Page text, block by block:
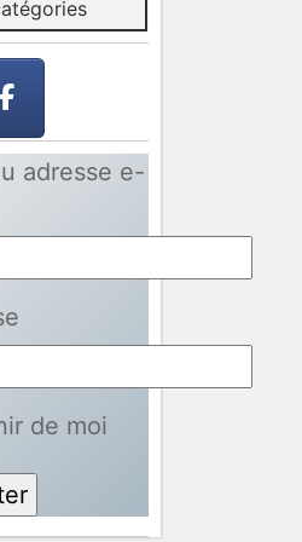
adresse e-
de moi